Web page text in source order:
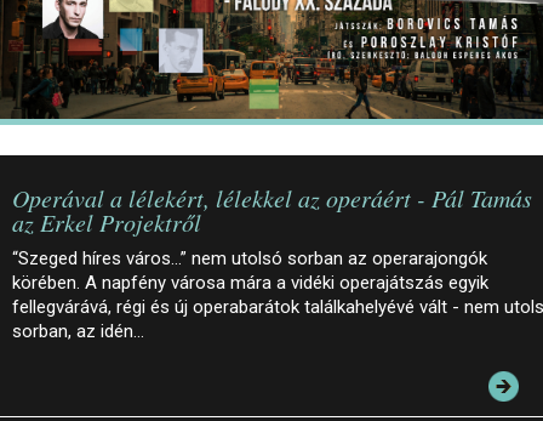
Operával a lélekért, lélekkel az operáért - Pál Tamás
az Erkel Projektről
“Szeged híres város…” nem utolsó sorban az operarajongók
körében. A napfény városa mára a vidéki operajátszás egyik
fellegvárává, régi és új operabarátok találkahelyévé vált - nem
sorban, az idén…